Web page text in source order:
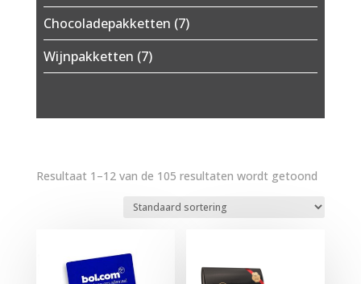
Chocoladepakketten (7)
Wijnpakketten (7)
Resultaat 1–12 van de 105 resultaten wordt getoond